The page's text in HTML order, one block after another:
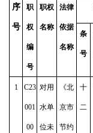
序
号
职
权
编
号
职权
名称
法律
依据
名称
条
号
1 C23
001
00
对用
水单
位未
《北
京市
节约
十
二